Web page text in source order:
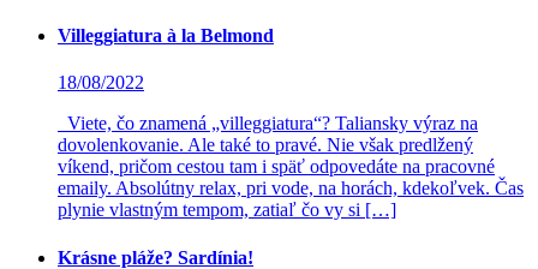
Villeggiatura à la Belmond
18/08/2022
Viete, čo znamená „villeggiatura“? Taliansky výraz na
dovolenkovanie. Ale také to pravé. Nie však predlžený
víkend, pričom cestou tam i späť odpovedáte na pracovné
emaily. Absolútny relax, pri vode, na horách, kdekoľvek. Čas
plynie vlastným tempom, zatiaľ čo vy si […]
Krásne pláže? Sardínia!